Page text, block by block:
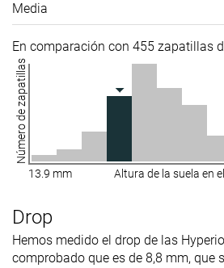
Media
En comparación con 455 zapatillas
Número de zapatillas
13.9 mm Altura de la suela en
Drop
Hemos medido el drop de las
comprobado que es de 8,8 mm, que